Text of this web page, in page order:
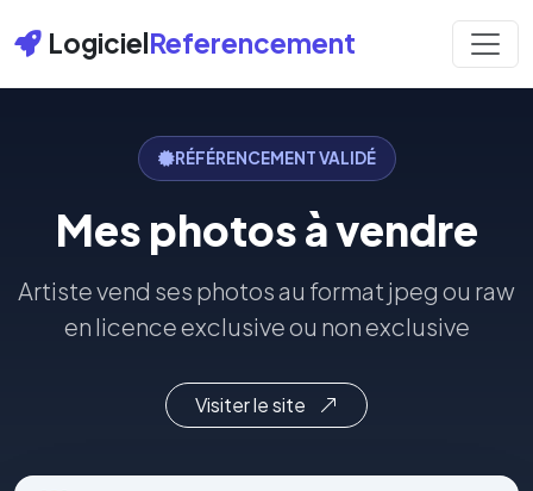
LogicielReferencement
RÉFÉRENCEMENT VALIDÉ
Mes photos à vendre
Artiste vend ses photos au format jpeg ou raw
en licence exclusive ou non exclusive
Visiter le site